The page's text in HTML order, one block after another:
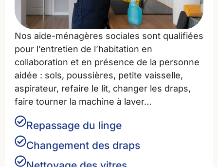
Nos aide-ménagères sociales sont qualifiées
pour l’entretien de l’habitation en
collaboration et en présence de la personne
aidée : sols, poussières, petite vaisselle,
aspirateur, refaire le lit, changer les draps,
faire tourner la machine à laver…
Repassage du linge
Changement des draps